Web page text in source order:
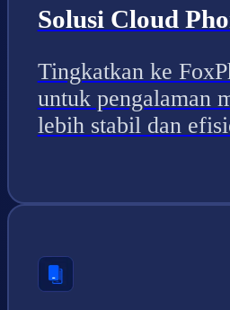
Solusi Cloud
Tingkatkan ke
untuk pengalaman
lebih stabil dan